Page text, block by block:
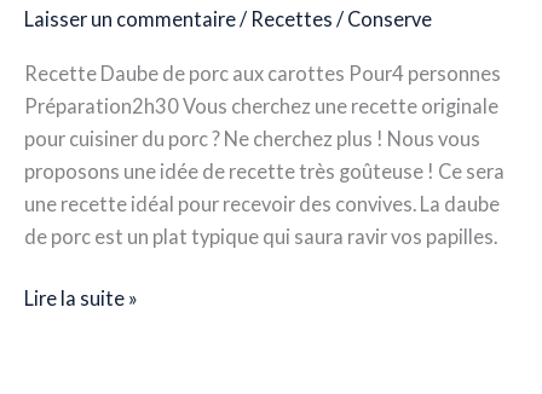
Laisser un commentaire/ Recettes / Conserve
Recette Daube de porc aux carottes Pour4 personnes
Préparation2h30 Vous cherchez une recette originale
pour cuisiner du porc ? Ne cherchez plus ! Nous vous
proposons une idée de recette très goûteuse ! Ce sera
une recette idéal pour recevoir des convives. La daube
de porc est un plat typique qui saura ravir vos papilles.
Lire la suite »